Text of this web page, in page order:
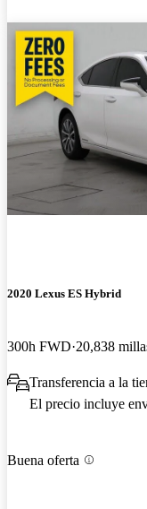
2020 Lexus ES Hybrid
300h FWD 20,838
Transferencia a la
El precio incluye
Buena oferta